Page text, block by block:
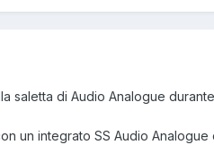
saletta di Audio Analogue
un integrato SS Audio Analogue